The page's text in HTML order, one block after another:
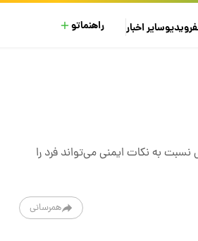
ویدیوسایراخبار راهنماتو
به نکات ایمنی می‌تواند فرد را
همرسانی